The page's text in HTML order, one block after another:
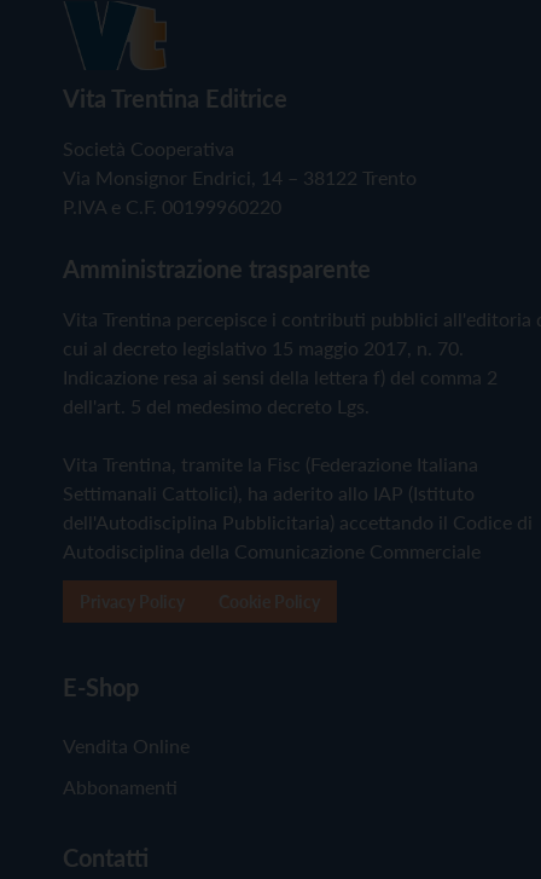
Vita Trentina Editrice
Società Cooperativa
Via Monsignor Endrici, 14 – 38122 Trento
P.IVA e C.F. 00199960220
Amministrazione trasparente
Vita Trentina percepisce i contributi pubblici all'editoria
cui al decreto legislativo 15 maggio 2017, n. 70.
Indicazione resa ai sensi della lettera f) del comma 2
dell'art. 5 del medesimo decreto Lgs.
Vita Trentina, tramite la Fisc (Federazione Italiana
Settimanali Cattolici), ha aderito allo IAP (Istituto
dell'Autodisciplina Pubblicitaria) accettando il Codice di
Autodisciplina della Comunicazione Commerciale
E-Shop
Vendita Online
Abbonamenti
Contatti